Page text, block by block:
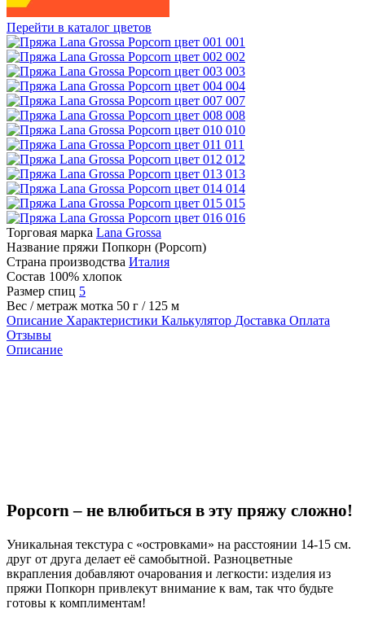
Перейти в каталог цветов
001
002
003
004
007
008
010
011
012
013
014
015
016
Торговая марка Lana Grossa
Название пряжи Попкорн (Popcorn)
Страна производства Италия
Состав 100% хлопок
Размер спиц 5
Вес / метраж мотка 50 г / 125 м
Описание Характеристики Калькулятор Доставка Оплата
Отзывы
Описание
Popcorn – не влюбиться в эту пряжу сложно!
Уникальная текстура с «островками» на расстоянии 14-15 см.
друг от друга делает её самобытной. Разноцветные
вкрапления добавляют очарования и легкости: изделия из
пряжи Попкорн привлекут внимание к вам, так что будьте
готовы к комплиментам!